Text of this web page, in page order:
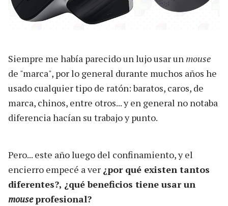
Siempre me había parecido un lujo usar unmouse
de "marca", por lo general durante muchos años he
usado cualquier tipo de ratón: baratos, caros, de
marca, chinos, entre otros... y en general no notaba
diferencia hacían su trabajo y punto.
Pero... este año luego del confinamiento, y el
encierro empecé a ver ¿por qué existen tantos
diferentes?, ¿qué beneficios tiene usar un
mouseprofesional?